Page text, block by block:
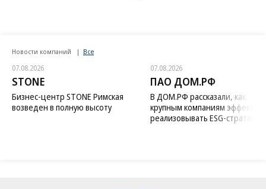
Новости компаний Все
07.08.2026
STONE
Бизнес-центр STONE Римская
возведен в полную высоту
07.08.2026
ПАО ДОМ.РФ
В ДОМ.РФ рассказали, как
крупным компаниям
реализовывать ESG-стратегию